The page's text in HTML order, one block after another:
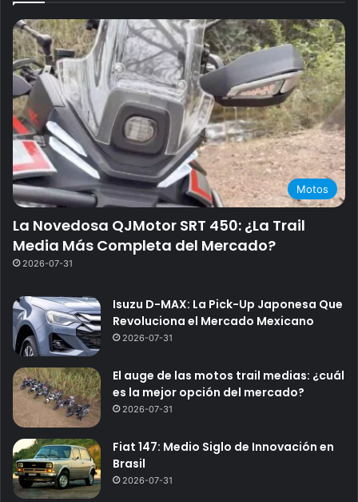
Motos
La Novedosa QJMotor SRT 450: ¿La Trail
Media Más Completa del Mercado?
2026-07-31
Isuzu D-MAX: La Pick-Up Japonesa Que
Revoluciona el Mercado Mexicano
2026-07-31
El auge de las motos trail medias: ¿cuál
es la mejor opción del mercado?
2026-07-31
Fiat 147: Medio Siglo de Innovación en
Brasil
2026-07-31